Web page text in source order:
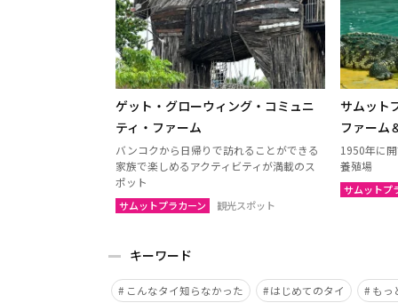
ゲット・グローウィング・コミュニ
ティ・ファーム
バンコクから日帰りで訪れることができる
家族で楽しめるアクティビティが満載のス
ポット
サムットプラカーン 観光スポット
サムット
ファーム
1950年に
養殖場
サムットプ
キーワード
こんなタイ知らなかった はじめてのタイ もっ